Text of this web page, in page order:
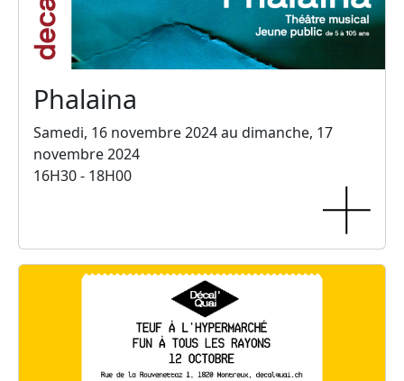
Phalaina
Samedi, 16 novembre 2024 au dimanche, 17
novembre 2024
16H30 - 18H00